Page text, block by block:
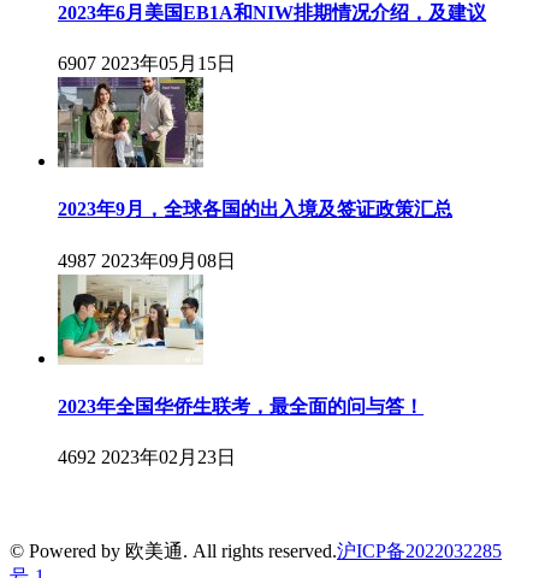
2023年6月美国EB1A和NIW排期情况介绍，及建议
6907 2023年05月15日
2023年9月，全球各国的出入境及签证政策汇总
4987 2023年09月08日
2023年全国华侨生联考，最全面的问与答！
4692 2023年02月23日
© Powered by 欧美通. All rights reserved.沪ICP备2022032285